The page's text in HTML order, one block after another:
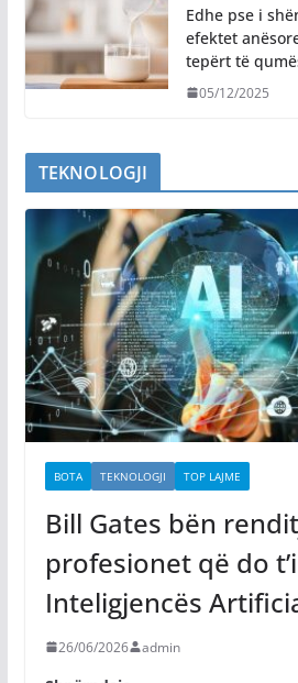
Edhe pse i
efektet
tepërt të
05/12/2025
TEKNOLOGJI
BOTA TEKNOLOGJI TOP LAJME
Bill Gates bën
profesionet që do
Inteligjencës
26/06/2026 admin